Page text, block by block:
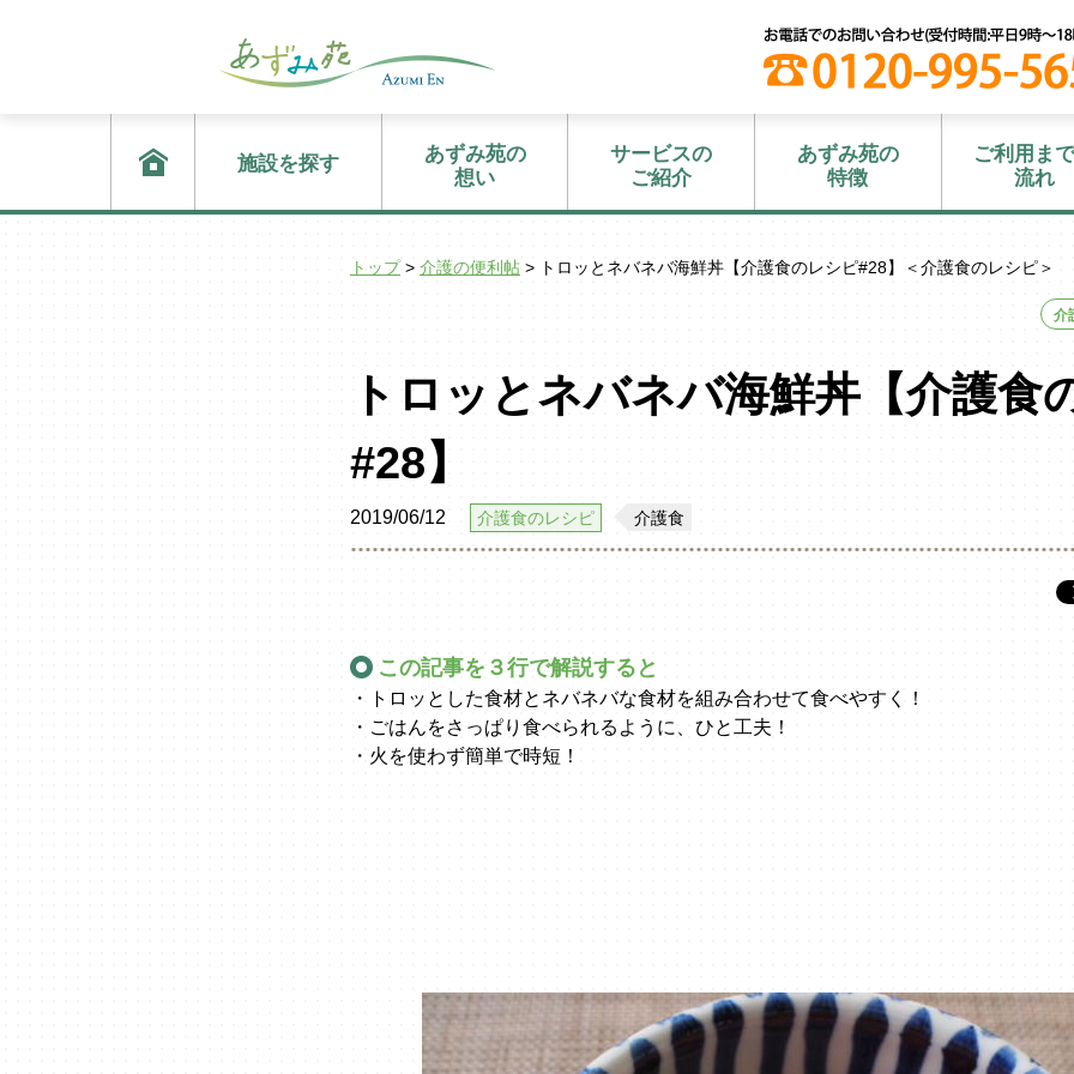
施設を探す
あずみ苑の
想い
サービスの
ご紹介
あずみ苑の
特徴
ご利用ま
流れ
トップ> 介護の便利帖 > トロッとネバネバ海鮮丼【介護食のレシピ#28】＜介護食のレシピ＞
介
トロッとネバネバ海鮮丼【介護食
#28】
2019/06/12 介護食のレシピ 介護食
この記事を３行で解説すると
・トロッとした食材とネバネバな食材を組み合わせて食べやすく！
・ごはんをさっぱり食べられるように、ひと工夫！
・火を使わず簡単で時短！